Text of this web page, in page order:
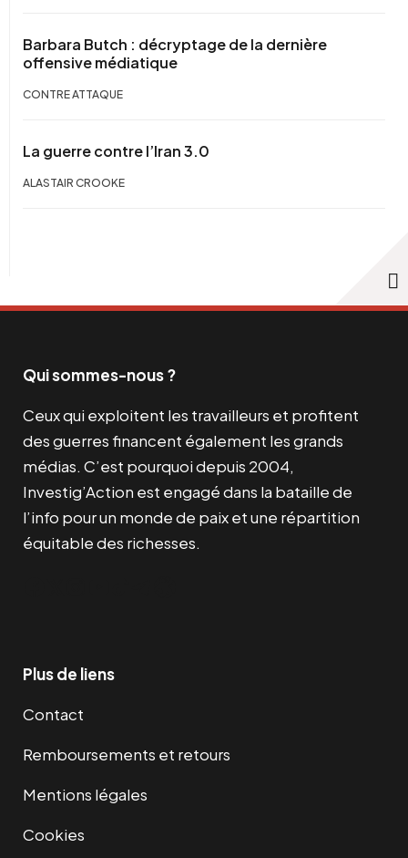
Barbara Butch : décryptage de la dernière
offensive médiatique
CONTRE ATTAQUE
La guerre contre l’Iran 3.0
ALASTAIR CROOKE
Qui sommes-nous ?
Ceux qui exploitent les travailleurs et profitent
des guerres financent également les grands
médias. C’est pourquoi depuis 2004,
Investig’Action est engagé dans la bataille de
l’info pour un monde de paix et une répartition
équitable des richesses.
Plus de liens
Contact
Remboursements et retours
Mentions légales
Cookies